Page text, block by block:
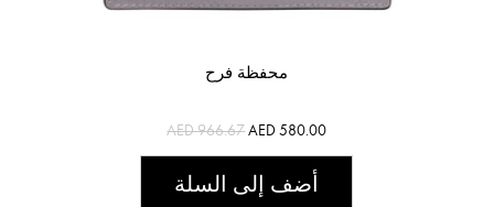
محفظة فرح
AED 966.67AED 580.00
أضف إلى السلة